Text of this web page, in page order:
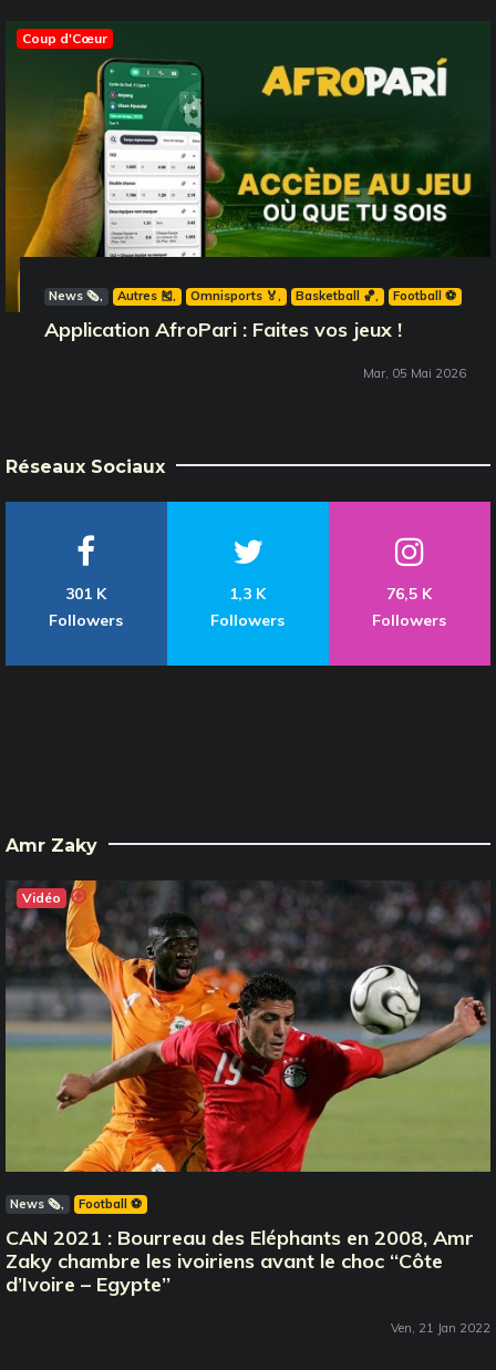
Coup d'Cœur
News 🗞️ Autres 🎽 Omnisports 🏅 Basketball 🏀 Football ⚽️
Application AfroPari : Faites vos jeux !
Mar, 05 Mai 2026
Réseaux Sociaux
301 K
Followers
1,3 K
Followers
76,5 K
Followers
Amr Zaky
Vidéo
News 🗞️ Football ⚽️
CAN 2021 : Bourreau des Eléphants en 2008, Amr
Zaky chambre les ivoiriens avant le choc ‘‘Côte
d’Ivoire – Egypte’’
Ven, 21 Jan 2022